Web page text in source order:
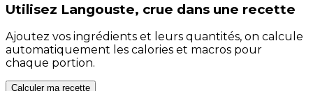
Utilisez Langouste, crue dans une recette
Ajoutez vos ingrédients et leurs quantités, on calcule
automatiquement les calories et macros pour
chaque portion.
Calculer ma recette